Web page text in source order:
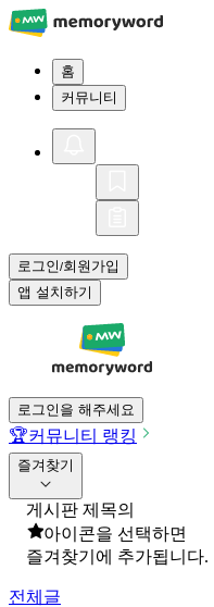
홈
커뮤니티
로그인/회원가입
앱 설치하기
로그인을 해주세요
🏆커뮤니티 랭킹
즐겨찾기
게시판 제목의
아이콘을 선택하면
즐겨찾기에 추가됩니다.
전체글